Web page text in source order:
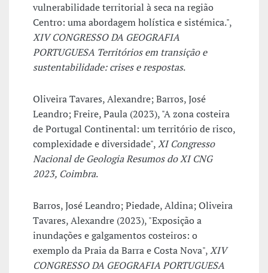
vulnerabilidade territorial à seca na região
Centro: uma abordagem holística e sistémica.",
XIV CONGRESSO DA GEOGRAFIA
PORTUGUESA Territórios em transição e
sustentabilidade: crises e respostas.
Oliveira Tavares, Alexandre; Barros, José
Leandro; Freire, Paula (2023), "A zona costeira
de Portugal Continental: um território de risco,
complexidade e diversidade",XI Congresso
Nacional de Geologia Resumos do XI CNG
2023, Coimbra.
Barros, José Leandro; Piedade, Aldina; Oliveira
Tavares, Alexandre (2023), "Exposição a
inundações e galgamentos costeiros: o
exemplo da Praia da Barra e Costa Nova",XIV
CONGRESSO DA GEOGRAFIA PORTUGUESA